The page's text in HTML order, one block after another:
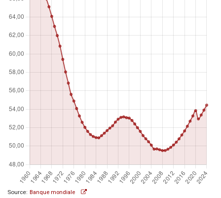
Source: Banque mondiale